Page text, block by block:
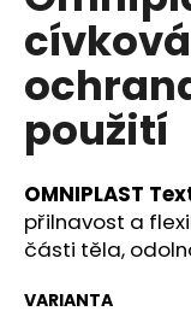
z
5
hvězdiček.
použití
OMNIPLAST
přilnavost a
části těla,
VARIANTA
a
j
í
t
?